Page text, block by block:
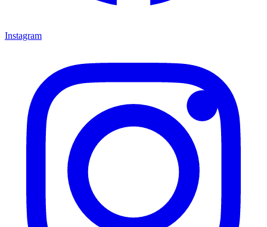
Instagram